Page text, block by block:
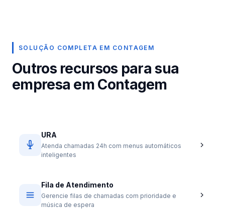
SOLUÇÃO COMPLETA EM CONTAGEM
Outros recursos para sua
empresa em Contagem
URA
Atenda chamadas 24h com menus automáticos
inteligentes
Fila de Atendimento
Gerencie filas de chamadas com prioridade e
música de espera